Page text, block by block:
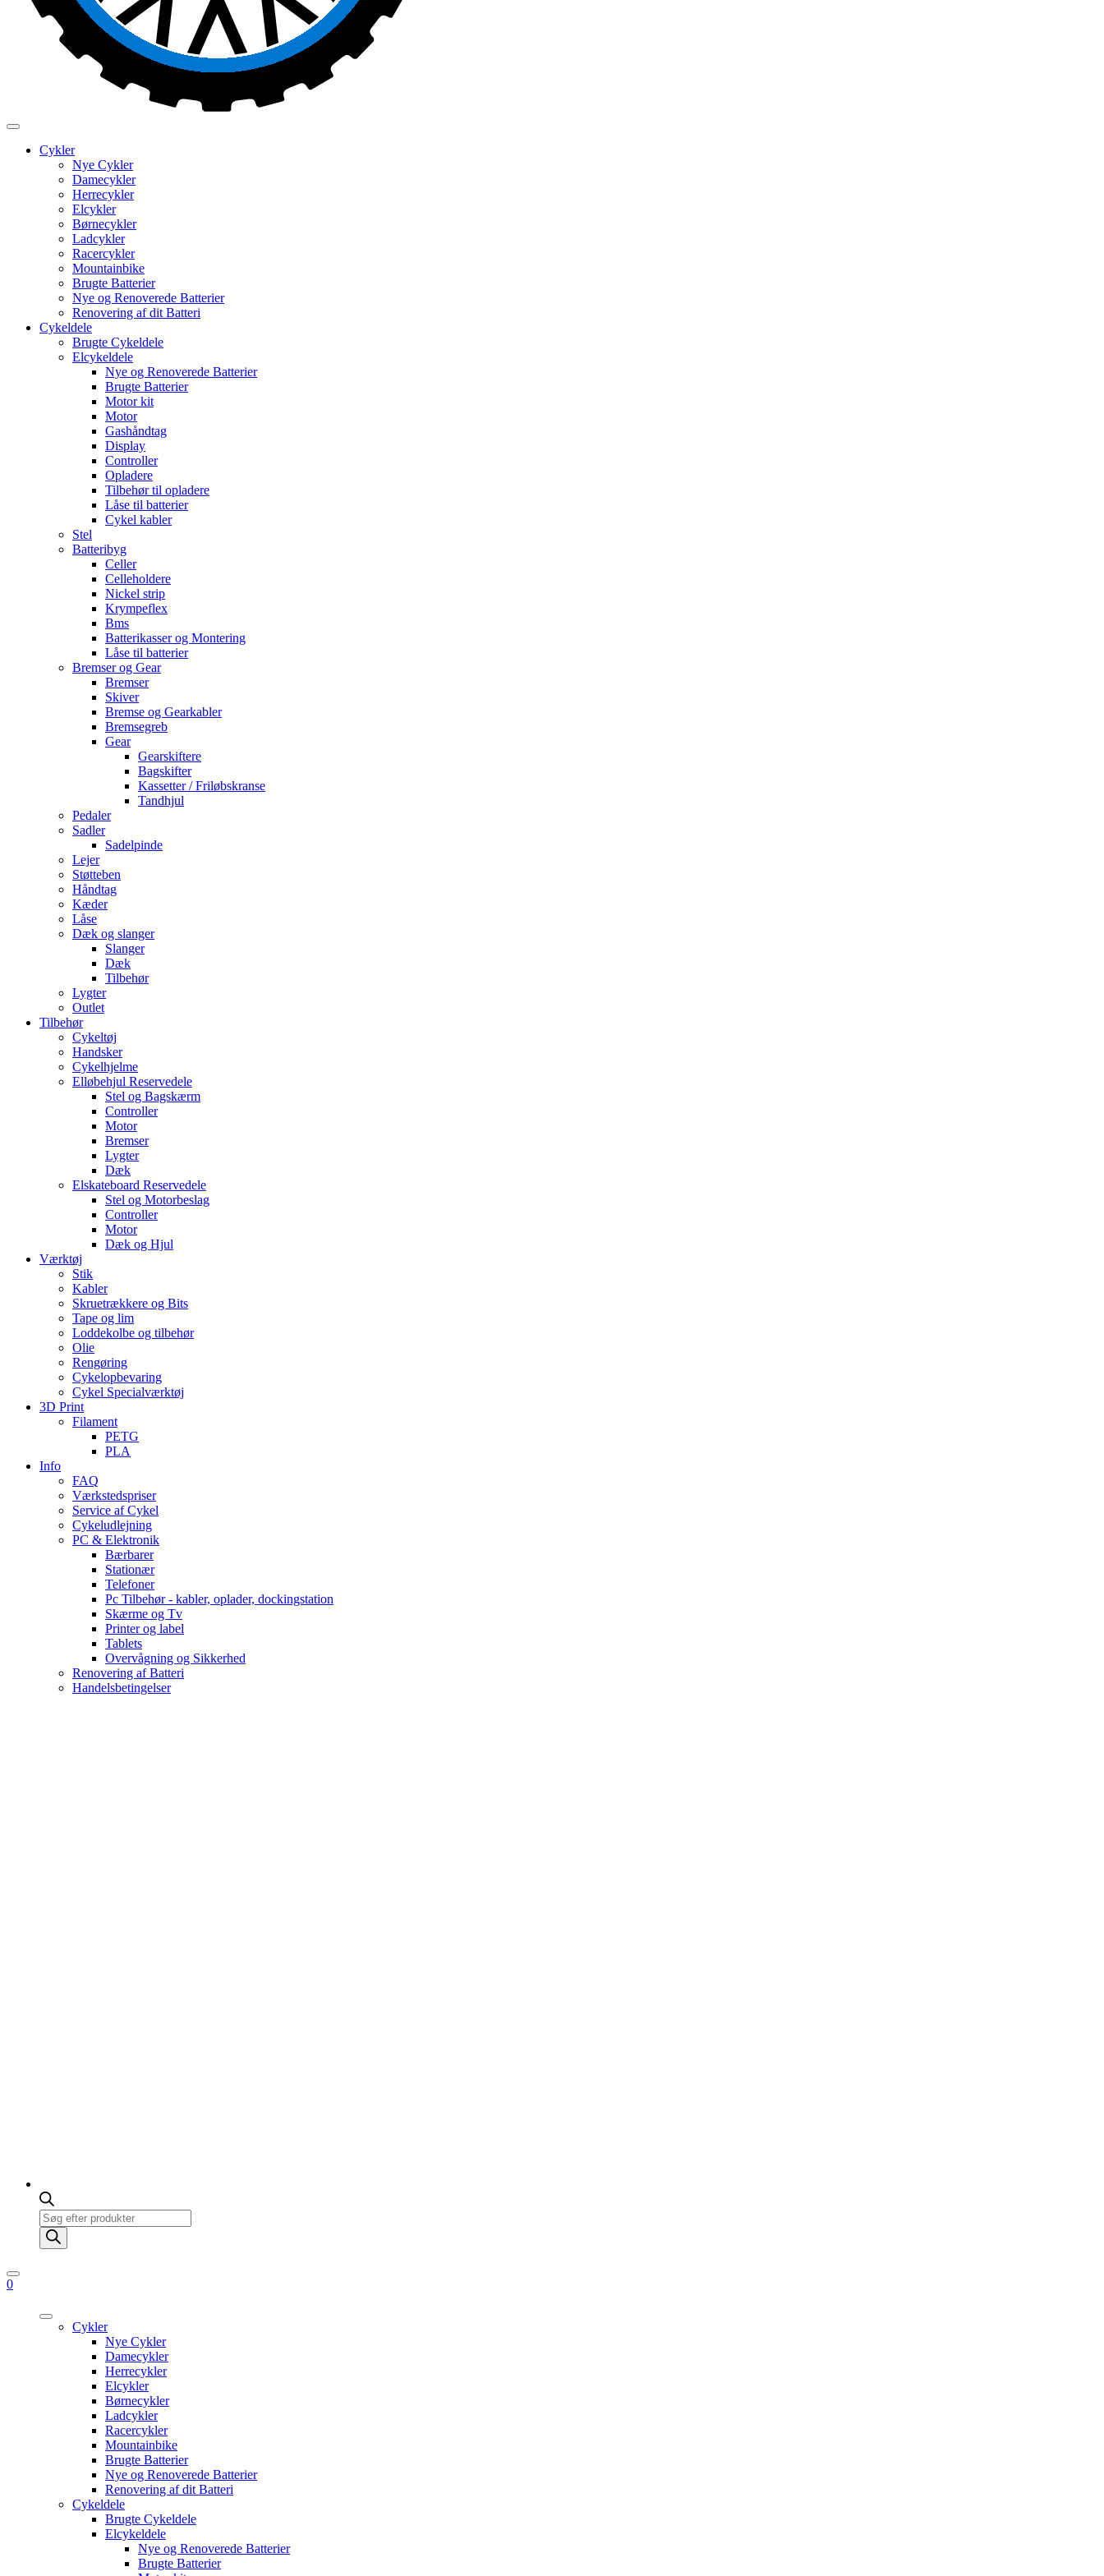
Cykler
Nye Cykler
Damecykler
Herrecykler
Elcykler
Børnecykler
Ladcykler
Racercykler
Mountainbike
Brugte Batterier
Nye og Renoverede Batterier
Renovering af dit Batteri
Cykeldele
Brugte Cykeldele
Elcykeldele
Nye og Renoverede Batterier
Brugte Batterier
Motor kit
Motor
Gashåndtag
Display
Controller
Opladere
Tilbehør til opladere
Låse til batterier
Cykel kabler
Stel
Batteribyg
Celler
Celleholdere
Nickel strip
Krympeflex
Bms
Batterikasser og Montering
Låse til batterier
Bremser og Gear
Bremser
Skiver
Bremse og Gearkabler
Bremsegreb
Gear
Gearskiftere
Bagskifter
Kassetter / Friløbskranse
Tandhjul
Pedaler
Sadler
Sadelpinde
Lejer
Støtteben
Håndtag
Kæder
Låse
Dæk og slanger
Slanger
Dæk
Tilbehør
Lygter
Outlet
Tilbehør
Cykeltøj
Handsker
Cykelhjelme
Elløbehjul Reservedele
Stel og Bagskærm
Controller
Motor
Bremser
Lygter
Dæk
Elskateboard Reservedele
Stel og Motorbeslag
Controller
Motor
Dæk og Hjul
Værktøj
Stik
Kabler
Skruetrækkere og Bits
Tape og lim
Loddekolbe og tilbehør
Olie
Rengøring
Cykelopbevaring
Cykel Specialværktøj
3D Print
Filament
PETG
PLA
Info
FAQ
Værkstedspriser
Service af Cykel
Cykeludlejning
PC & Elektronik
Bærbarer
Stationær
Telefoner
Pc Tilbehør - kabler, oplader, dockingstation
Skærme og Tv
Printer og label
Tablets
Overvågning og Sikkerhed
Renovering af Batteri
Handelsbetingelser
Products
search
0
Cykler
Nye Cykler
Damecykler
Herrecykler
Elcykler
Børnecykler
Ladcykler
Racercykler
Mountainbike
Brugte Batterier
Nye og Renoverede Batterier
Renovering af dit Batteri
Cykeldele
Brugte Cykeldele
Elcykeldele
Nye og Renoverede Batterier
Brugte Batterier